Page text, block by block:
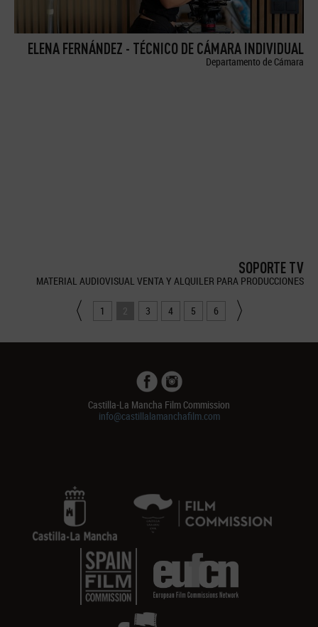
ELENA FERNÁNDEZ - TÉCNICO DE CÁMARA INDIVIDUAL
Departamento de Cámara
SOPORTE TV
MATERIAL AUDIOVISUAL VENTA Y ALQUILER PARA PRODUCCIONES
1 2 3 4 5 6
Castilla-La Mancha Film Commission
info@castillalamanchafilm.com